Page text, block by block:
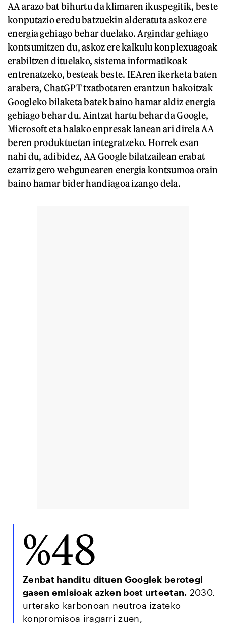
AA arazo bat bihurtu da klimaren ikuspegitik, beste
konputazio eredu batzuekin alderatuta askoz ere
energia gehiago behar duelako. Argindar gehiago
kontsumitzen du, askoz ere kalkulu konplexuagoak
erabiltzen dituelako, sistema informatikoak
entrenatzeko, besteak beste. IEAren ikerketa baten
arabera, ChatGPT txatbotaren erantzun bakoitzak
Googleko bilaketa batek baino hamar aldiz energia
gehiago behar du. Aintzat hartu behar da Google,
Microsoft eta halako enpresak lanean ari direla AA
beren produktuetan integratzeko. Horrek esan
nahi du, adibidez, AA Google bilatzailean erabat
ezarriz gero webgunearen energia kontsumoa orain
baino hamar bider handiagoa izango dela.
%48
Zenbat handitu dituen Googlek berotegi
gasen emisioak azken bost urteetan. 2030.
urterako karbonoan neutroa izateko
konpromisoa iragarri zuen,